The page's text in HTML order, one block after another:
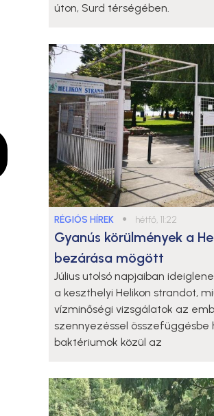
úton, Surd térségében.
RÉGIÓS HÍREK ● hétfő, 11:22
Gyanús körülmények a
bezárása mögött
Július utolsó napjaiban
a keszthelyi Helikon strandot,
vízminőségi vizsgálatok az
szennyezéssel összefüggésbe
baktériumok közül az